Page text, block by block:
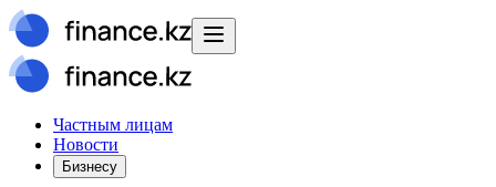
Частным лицам
Новости
Бизнесу